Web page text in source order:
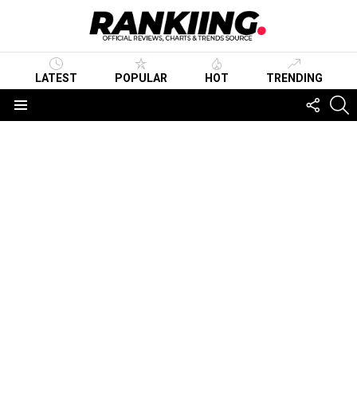
LATEST POPULAR HOT TRENDING
US